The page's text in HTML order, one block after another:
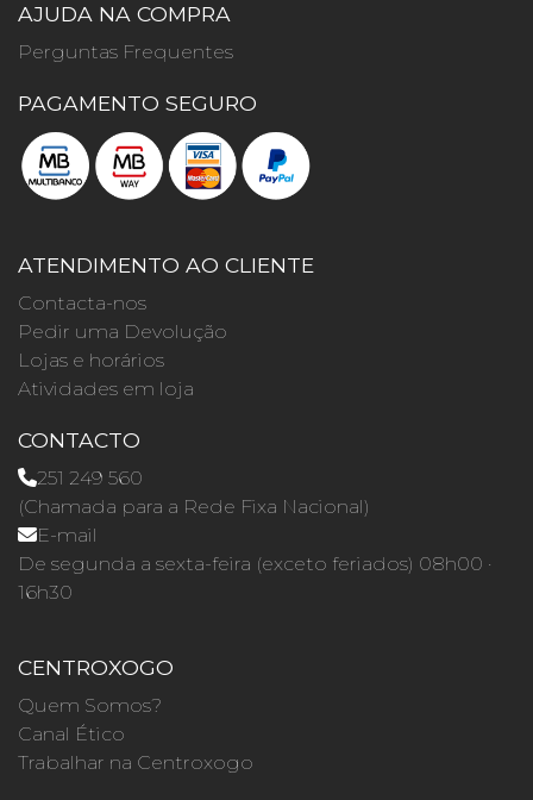
AJUDA NA COMPRA
Perguntas Frequentes
PAGAMENTO SEGURO
ATENDIMENTO AO CLIENTE
Contacta-nos
Pedir uma Devolução
Lojas e horários
Atividades em loja
CONTACTO
251 249 560
(Chamada para a Rede Fixa Nacional)
E-mail
De segunda a sexta-feira (exceto feriados) 08h00 ·
16h30
CENTROXOGO
Quem Somos?
Canal Ético
Trabalhar na Centroxogo